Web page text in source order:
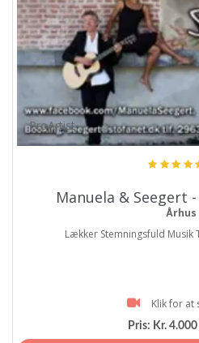
ProArtist
Manuela & Seegert
Århus
Lækker Stemningsfuld Musik
Klik for at
Pris: Kr.